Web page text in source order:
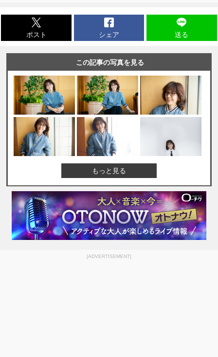
ポスト シェア 送る
この記事の写真を見る
もっと見る
[ADVERTISEMENT]